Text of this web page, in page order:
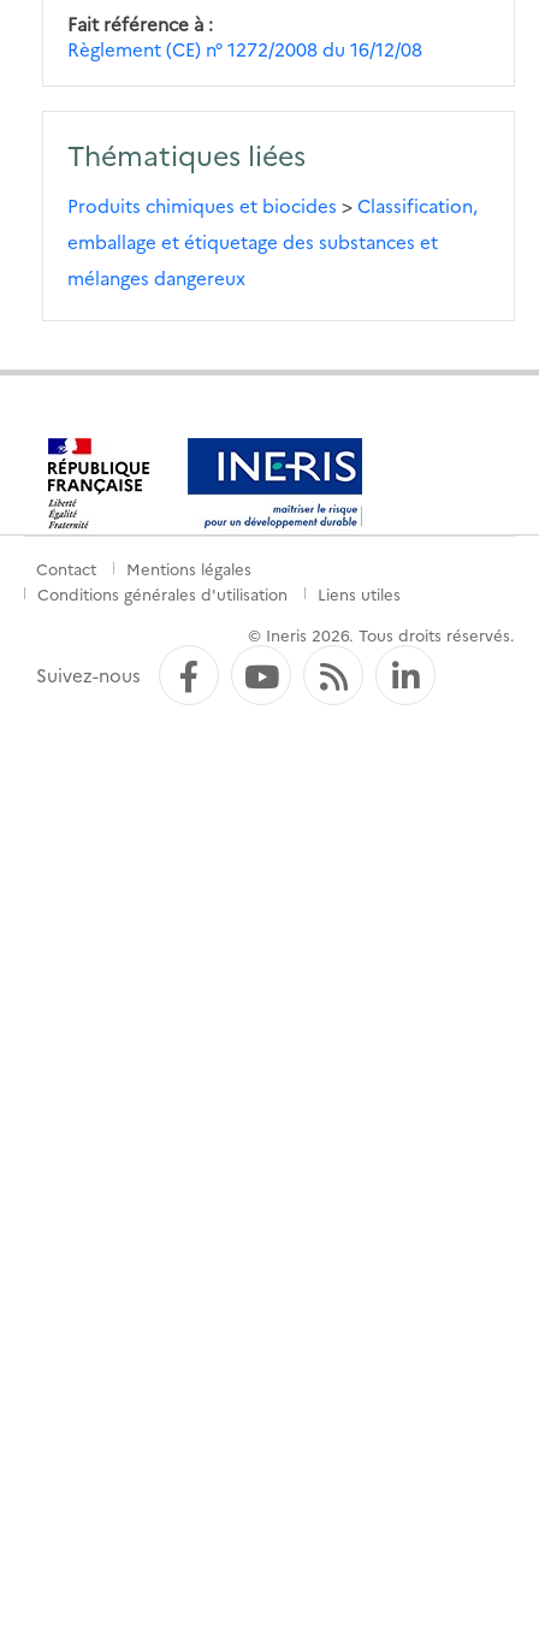
Fait référence à
Règlement (CE) n° 1272/2008 du 16/12/08
Thématiques liées
Produits chimiques et biocides >Classification,
emballage et étiquetage des substances et
mélanges dangereux
Menu
pied
Contact
Mentions légales
Conditions générales d'utilisation
Liens utiles
© Ineris 2026. Tous droits réservés.
Suivez-nous FacebookYouTube
Flux RSS